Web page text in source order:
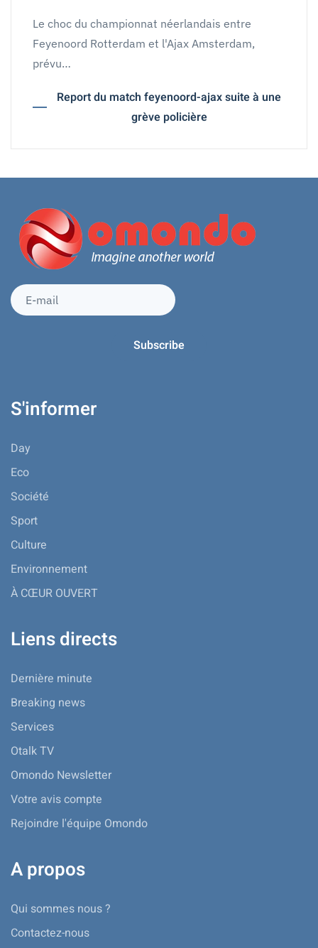
Le choc du championnat néerlandais entre
Feyenoord Rotterdam et l'Ajax Amsterdam,
prévu…
Report du match feyenoord-ajax suite à une
grève policière
S'informer
Day
Eco
Société
Sport
Culture
Environnement
À CŒUR OUVERT
Liens directs
Dernière minute
Breaking news
Services
Otalk TV
Omondo Newsletter
Votre avis compte
Rejoindre l'équipe Omondo
A propos
Qui sommes nous ?
Contactez-nous